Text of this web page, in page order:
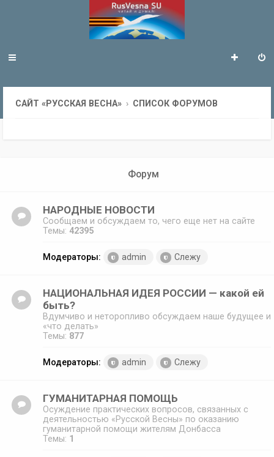
САЙТ «РУССКАЯ ВЕСНА» СПИСОК ФОРУМОВ
Форум
НАРОДНЫЕ НОВОСТИ
Сообщаем и обсуждаем то, чего еще нет на сайте
Темы: 42395
Модераторы: admin Слежу
НАЦИОНАЛЬНАЯ ИДЕЯ РОССИИ — какой ей
быть?
Вдумчиво и неторопливо обсуждаем наше будущее и
«что делать»
Темы: 877
Модераторы: admin Слежу
ГУМАНИТАРНАЯ ПОМОЩЬ
Осуждение практических вопросов, связанных с
деятельностью «Русской Весны» по оказанию
гуманитарной помощи жителям Донбасса
Темы: 1